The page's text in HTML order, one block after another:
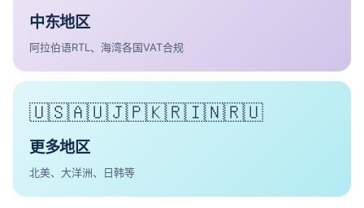
中东地区
阿拉伯语RTL、海湾各国VAT合规
🇺🇸🇦🇺🇯🇵🇰🇷🇮🇳🇷🇺
更多地区
北美、大洋洲、日韩等